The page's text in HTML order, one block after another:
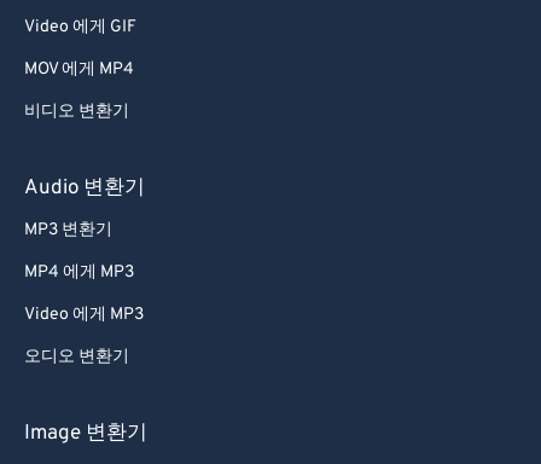
Video 에게 GIF
MOV 에게 MP4
비디오 변환기
Audio 변환기
MP3 변환기
MP4 에게 MP3
Video 에게 MP3
오디오 변환기
Image 변환기